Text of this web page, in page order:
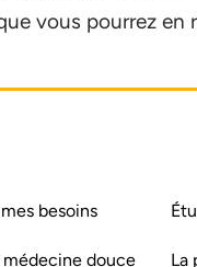
vous pourrez en
besoins
médecine douce La